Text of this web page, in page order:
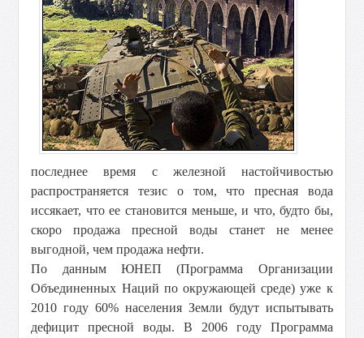
последнее время с железной настойчивостью
распространяется тезис о том, что пресная вода
иссякает, что ее становится меньше, и что, будто бы,
скоро продажа пресной воды станет не менее
выгодной, чем продажа нефти.
По данным ЮНЕП (Программа Организации
Объединенных Наций по окружающей среде) уже к
2010 году 60% населения Земли будут испытывать
дефицит пресной воды. В 2006 году Программа